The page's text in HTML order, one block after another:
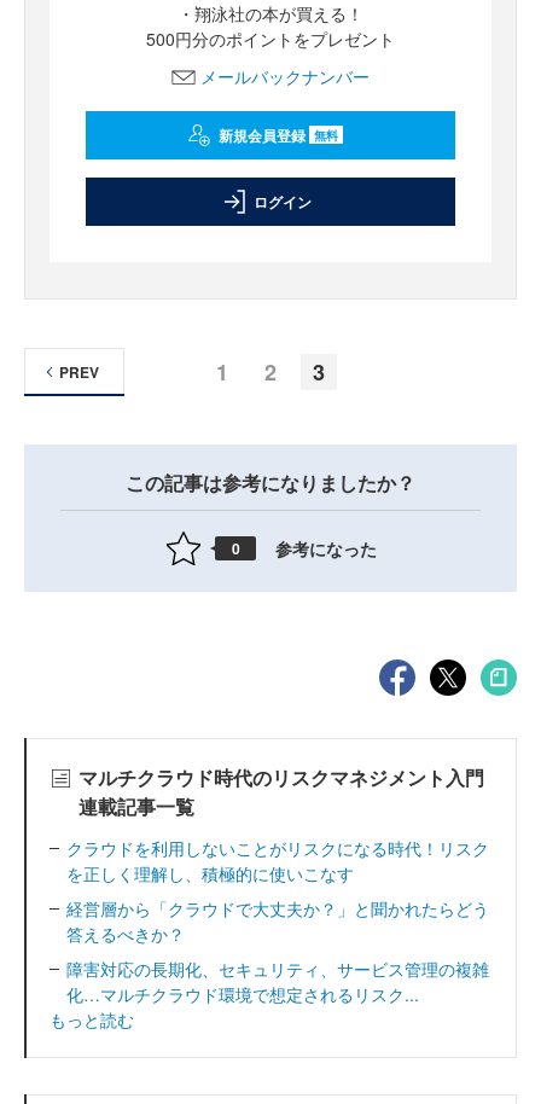
・翔泳社の本が買える！
500円分のポイントをプレゼント
メールバックナンバー
新規会員登録 無料
ログイン
1 2 3
PREV
この記事は参考になりましたか？
0 参考になった
マルチクラウド時代のリスクマネジメント入門
連載記事一覧
クラウドを利用しないことがリスクになる時代！リスク
を正しく理解し、積極的に使いこなす
経営層から「クラウドで大丈夫か？」と聞かれたらどう
答えるべきか？
障害対応の長期化、セキュリティ、サービス管理の複雑
化…マルチクラウド環境で想定されるリスク...
もっと読む